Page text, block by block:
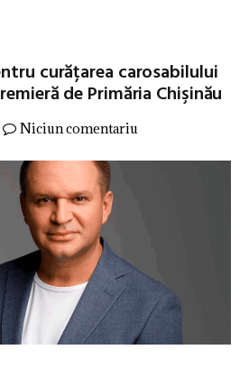
curățarea carosabilului
de Primăria Chişinău
Niciun comentariu